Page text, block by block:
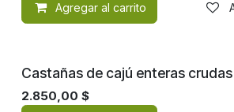
Agregar al carrito
Castañas de cajú enteras
2.850,00 $